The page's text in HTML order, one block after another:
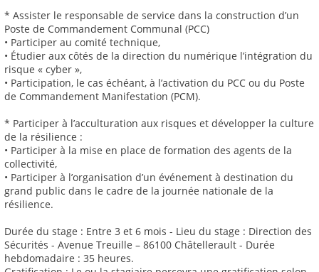
* Assister le responsable de service dans la construction d’un
Poste de Commandement Communal (PCC)
• Participer au comité technique,
• Étudier aux côtés de la direction du numérique l’intégration du
risque « cyber »,
• Participation, le cas échéant, à l’activation du PCC ou du Poste
de Commandement Manifestation (PCM).
* Participer à l’acculturation aux risques et développer la culture
de la résilience :
• Participer à la mise en place de formation des agents de la
collectivité,
• Participer à l’organisation d’un événement à destination du
grand public dans le cadre de la journée nationale de la
résilience.
Durée du stage : Entre 3 et 6 mois - Lieu du stage : Direction des
Sécurités - Avenue Treuille – 86100 Châtellerault - Durée
hebdomadaire : 35 heures.